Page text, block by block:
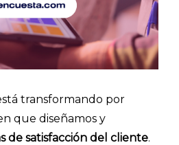
transformando por
que diseñamos y
de satisfacción del cliente.